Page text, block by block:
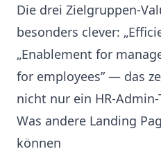
Die drei Zielgruppen-
besonders clever:
„Enablement for
for employees” — das
nicht nur ein HR-
Was andere Landing
können